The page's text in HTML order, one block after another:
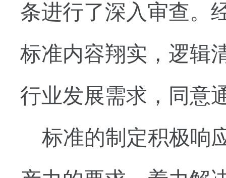
条进行了深入审查。
标准内容翔实，逻辑
行业发展需求，同意
标准的制定积极响